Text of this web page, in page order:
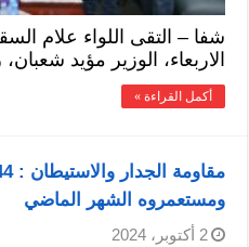
شفا – التقى اللواء علام
الاربعاء، الوزير مؤيد
أكمل القراءة »
ومستعمروه الشهر الماضي
2 أكتوبر، 2024